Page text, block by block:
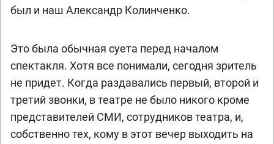
был и наш Александр Колинченко.
Это была обычная суета перед началом
спектакля. Хотя все понимали, сегодня зритель
не придет. Когда раздавались первый, второй и
третий звонки, в театре не было никого кроме
представителей СМИ, сотрудников театра, и,
собственно тех, кому в этот вечер выходить на